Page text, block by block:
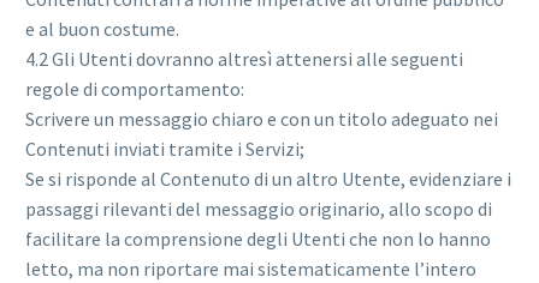
e al buon costume.
4.2 Gli Utenti dovranno altresì attenersi alle seguenti
regole di comportamento:
Scrivere un messaggio chiaro e con un titolo adeguato nei
Contenuti inviati tramite i Servizi;
Se si risponde al Contenuto di un altro Utente, evidenziare i
passaggi rilevanti del messaggio originario, allo scopo di
facilitare la comprensione degli Utenti che non lo hanno
letto, ma non riportare mai sistematicamente l’intero